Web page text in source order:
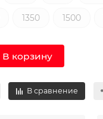
1350 1500
В корзину
В сравнение